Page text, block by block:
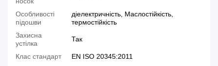
Особливості
підошви
діелектричність, Маслостійкість,
термостійкість
Захисна
устілка
Так
Клас стандарт EN ISO 20345:2011